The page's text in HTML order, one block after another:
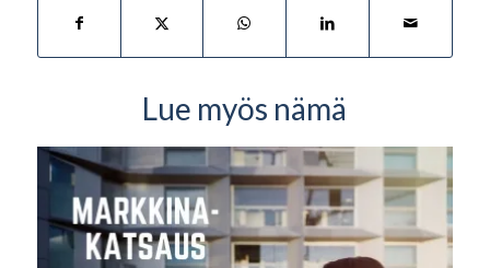
Lue myös nämä